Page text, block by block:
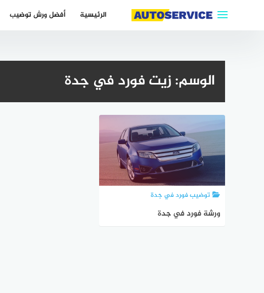
الرئيسية أفضل ورش توضيب
الوسم:زيت فورد في جدة
توضيب فورد في جدة
ورشة فورد في جدة